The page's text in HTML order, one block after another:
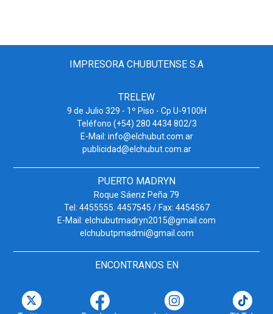
IMPRESORA CHUBUTENSE S.A
TRELEW
9 de Julio 329 - 1º Piso - Cp U-9100H
Teléfono (+54) 280 4434 802/3
E-Mail: info@elchubut.com.ar
publicidad@elchubut.com.ar
PUERTO MADRYN
Roque Sáenz Peña 79
Tel: 4455555. 4457545 / Fax: 4454567
E-Mail: elchubutmadryn2015@gmail.com
elchubutpmadmi@gmail.com
ENCONTRANOS EN